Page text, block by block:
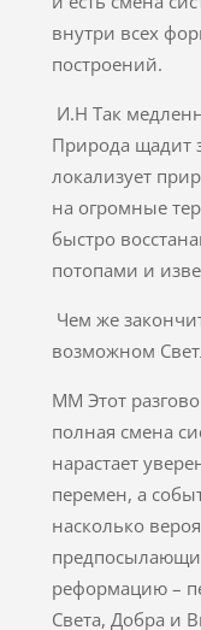
внутри всех
построений.
И.Н Так
Природа щадит
локализует
на огромные
быстро
потопами и
Чем же
возможном
ММ Этот
полная смена
нарастает
перемен, а
насколько
реформацию –
Света, Добра и